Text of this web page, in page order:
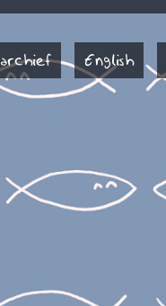
archief English